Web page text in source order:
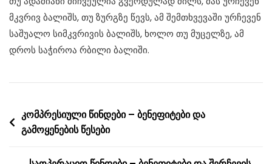
მკვრივ ბალიშს, თუ ზურგზე წევს, ამ შემთხვევაში ურჩევენ
საშუალო სიმკვრივის ბალიშს, ხოლო თუ მუცელზე, ამ
დროს საჭიროა რბილი ბალიში.
Post
navigation
კომპრესიული წინდები – ბენეფიტები და
გამოყენების წესები